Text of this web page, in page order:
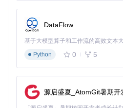
DataFlow
基于大模型算子和工作流的高效文本
Python
0 5
源启盛夏_AtomGit暑期开